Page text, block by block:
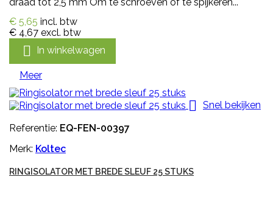
€ 5,65 incl. btw
€ 4,67 excl. btw
 In winkelwagen
Meer
 Snel bekijken
Referentie: EQ-FEN-00397
Merk: Koltec
RINGISOLATOR MET BREDE SLEUF 25 STUKS